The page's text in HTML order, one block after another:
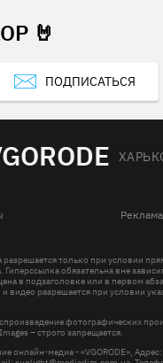
🤘
ПОДПИСАТЬСЯ
только при условии
обязательна вне
в подзаголовке или в первом
видео разрешается при условии
фотографических
– строго запрещается.
онлайн-медиа - «VGORODE»,